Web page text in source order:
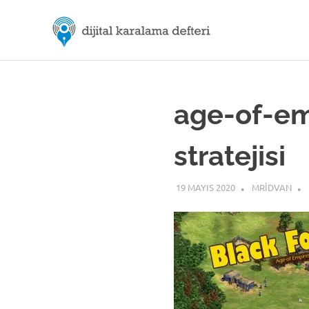
|
Dijital
İletişim
age-of-
stratejisi
19 MAYIS 2020 MRIDVAN